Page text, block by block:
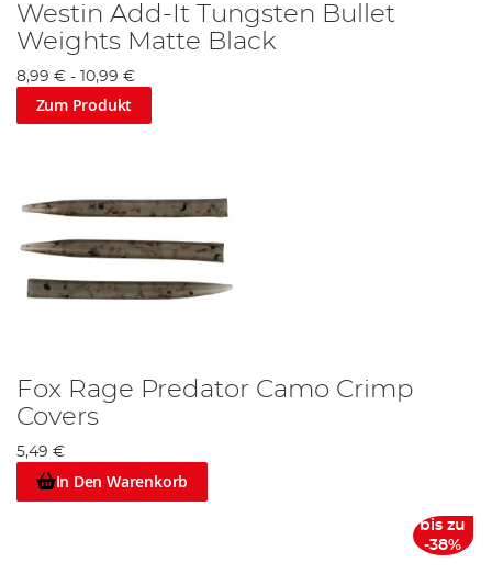
Westin Add-It Tungsten Bullet
Weights Matte Black
8,99 € - 10,99 €
Zum Produkt
Fox Rage Predator Camo Crimp
Covers
5,49 €
In Den Warenkorb
bis zu
-38%